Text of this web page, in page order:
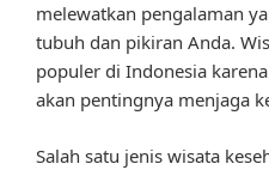
melewatkan pengalaman
tubuh dan pikiran Anda.
populer di Indonesia
akan pentingnya menjaga
Salah satu jenis wisata